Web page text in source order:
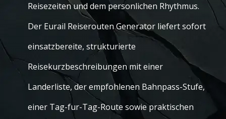
Reisezeiten und dem personlichen Rhythmus.
Der Eurail Reiserouten Generator liefert sofort
einsatzbereite, strukturierte
Reisekurzbeschreibungen mit einer
Landerliste, der empfohlenen Bahnpass-Stufe,
einer Tag-fur-Tag-Route sowie praktischen